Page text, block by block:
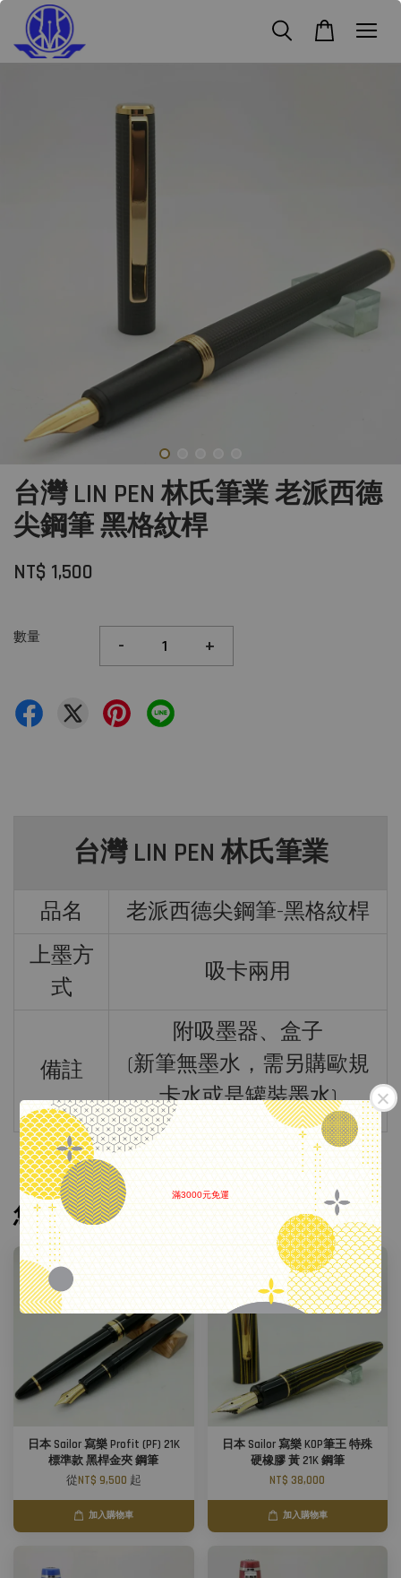
滿3000元免運
台灣 LIN PEN 林氏筆業 老派西德
尖鋼筆 黑格紋桿
NT$ 1,500
數量 - +
台灣 LIN PEN 林氏筆業
品名
老派西德尖鋼筆-黑格紋桿
上墨方
式
吸卡兩用
備註
附吸墨器、盒子
(新筆無墨水，需另購歐規
卡水或是罐裝墨水)
您可能也喜歡
日本 Sailor 寫樂 Profit (PF) 21K
標準款 黑桿金夾 鋼筆
從NT$ 9,500 起
加入購物車
日本 Sailor 寫樂 KOP筆王 特殊
硬橡膠 黃 21K 鋼筆
NT$ 38,000
加入購物車